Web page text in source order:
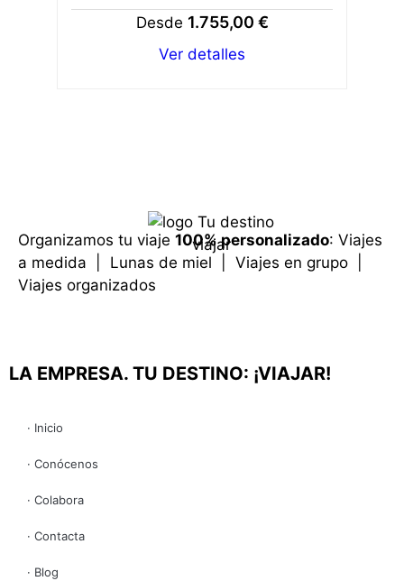
Desde 1.755,00 €
Ver detalles
Organizamos tu viaje 100% personalizado: Viajes
a medida | Lunas de miel | Viajes en grupo |
Viajes organizados
LA EMPRESA. TU DESTINO: ¡VIAJAR!
· Inicio
· Conócenos
· Colabora
· Contacta
· Blog